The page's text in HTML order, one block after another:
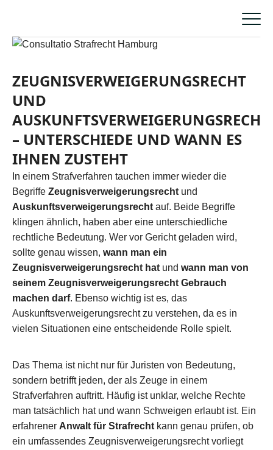
ZEUGNISVERWEIGERUNGSRECHT
UND
AUSKUNFTSVERWEIGERUNGSRECHT
– UNTERSCHIEDE UND WANN ES
IHNEN ZUSTEHT
In einem Strafverfahren tauchen immer wieder die
Begriffe Zeugnisverweigerungsrecht und
Auskunftsverweigerungsrecht auf. Beide Begriffe
klingen ähnlich, haben aber eine unterschiedliche
rechtliche Bedeutung. Wer vor Gericht geladen wird,
sollte genau wissen, wann man ein
Zeugnisverweigerungsrecht hat und wann man von
seinem Zeugnisverweigerungsrecht Gebrauch
machen darf. Ebenso wichtig ist es, das
Auskunftsverweigerungsrecht zu verstehen, da es in
vielen Situationen eine entscheidende Rolle spielt.
Das Thema ist nicht nur für Juristen von Bedeutung,
sondern betrifft jeden, der als Zeuge in einem
Strafverfahren auftritt. Häufig ist unklar, welche Rechte
man tatsächlich hat und wann Schweigen erlaubt ist. Ein
erfahrener Anwalt für Strafrecht kann genau prüfen, ob
ein umfassendes Zeugnisverweigerungsrecht vorliegt